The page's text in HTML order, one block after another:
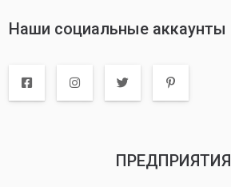
Наши социальные аккаунты
ПРЕДПРИЯТИЯ